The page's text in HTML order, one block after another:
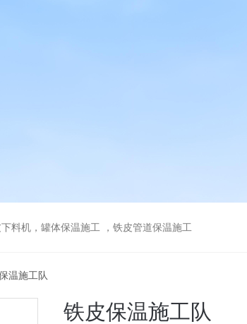
料机，罐体保温施工 ，铁皮管道保温施工
温施工队
铁皮保温施工队